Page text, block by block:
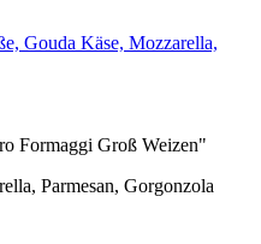
Gouda Käse, Mozzarella,
Formaggi Groß Weizen"
Parmesan, Gorgonzola